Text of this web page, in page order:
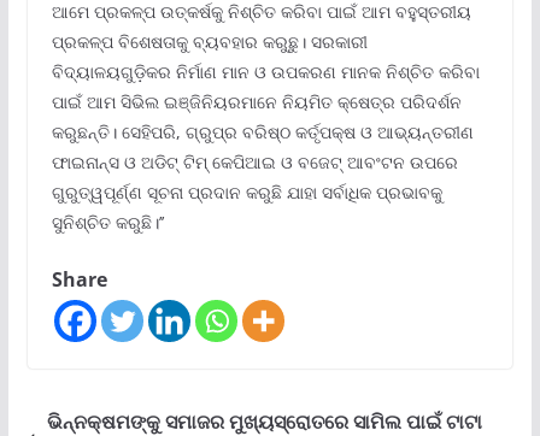
ଆମେ ପ୍ରକଳ୍ପ ଉତ୍କର୍ଷକୁ ନିଶ୍ଚିତ କରିବା ପାଇଁ ଆମ ବହୁସ୍ତରୀୟ
ପ୍ରକଳ୍ପ ବିଶେଷତାକୁ ବ୍ୟବହାର କରୁଛୁ। ସରକାରୀ
ବିଦ୍ୟାଳୟଗୁଡ଼ିକର ନିର୍ମାଣ ମାନ ଓ ଉପକରଣ ମାନକ ନିଶ୍ଚିତ କରିବା
ପାଇଁ ଆମ ସିଭିଲ ଇଞ୍ଜିନିୟରମାନେ ନିୟମିତ କ୍ଷେତ୍ର ପରିଦର୍ଶନ
କରୁଛନ୍ତି। ସେହିପରି, ଗ୍ରୁପ୍‌ର ବରିଷ୍ଠ କର୍ତୃପକ୍ଷ ଓ ଆଭ୍ୟନ୍ତରୀଣ
ଫାଇନାନ୍ସ ଓ ଅଡିଟ୍ ଟିମ୍ କେପିଆଇ ଓ ବଜେଟ୍ ଆବଂଟନ ଉପରେ
ଗୁରୁତ୍ୱପୂର୍ଣ୍ଣ ସୂଚନା ପ୍ରଦାନ କରୁଛି ଯାହା ସର୍ବାଧିକ ପ୍ରଭାବକୁ
ସୁନିଶ୍ଚିତ କରୁଛି।’’
Share
ଭିନ୍ନକ୍ଷମଙ୍କୁ ସମାଜର ମୁଖ୍ୟସ୍ରୋତରେ ସାମିଲ ପାଇଁ ଟାଟା